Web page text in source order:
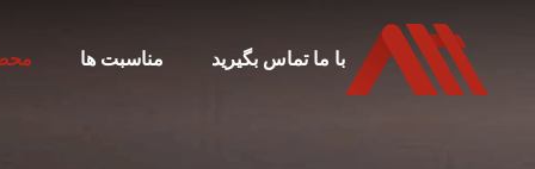
مناسبت ها با ما تماس بگیرید